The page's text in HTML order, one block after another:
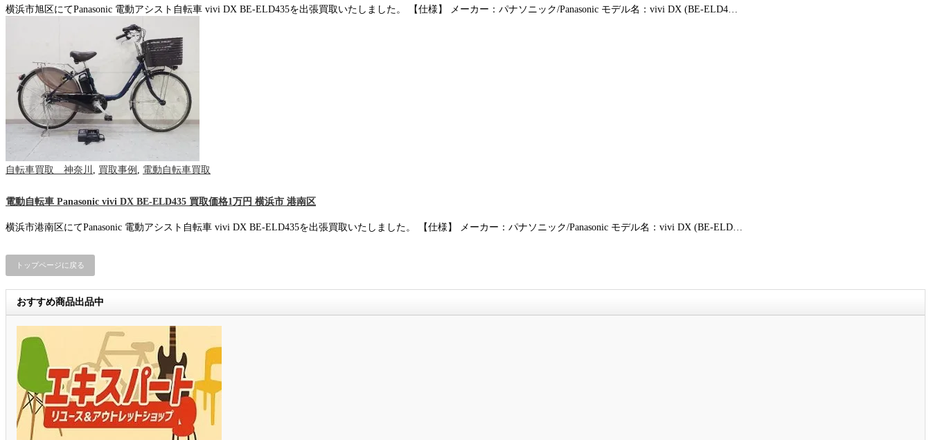
横浜市旭区にてPanasonic 電動アシスト自転車 vivi DX BE-ELD435を出張買取いたしました。 【仕様】 メーカー：パナソニック/Panasonic モデル名：vivi DX (BE-ELD4…
自転車買取 神奈川 買取事例 電動自転車買取
電動自転車 Panasonic vivi DX BE-ELD435 買取価格1万円 横浜市 港南区
横浜市港南区にてPanasonic 電動アシスト自転車 vivi DX BE-ELD435を出張買取いたしました。 【仕様】 メーカー：パナソニック/Panasonic モデル名：vivi DX (BE-ELD…
トップページに戻る
おすすめ商品出品中